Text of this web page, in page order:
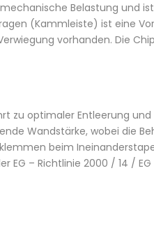
Belastung und
(Kammleiste) ist eine
vorhanden. Die
zu optimaler Entleerung und
Wandstärke, wobei die
beim
– Richtlinie 2000 / 14 /